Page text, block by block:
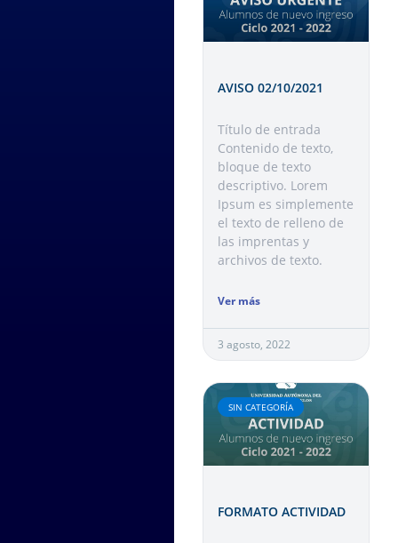
AVISO 02/10/2021
Título de entrada
Contenido de texto,
bloque de texto
descriptivo. Lorem
Ipsum es simplemente
el texto de relleno de
las imprentas y
archivos de texto.
Ver más
3 agosto, 2022
SIN CATEGORÍA
FORMATO ACTIVIDAD